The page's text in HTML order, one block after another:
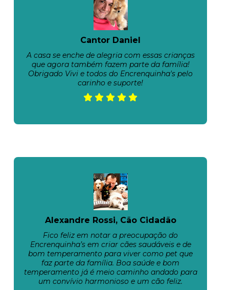
Cantor Daniel
A casa se enche de alegria com essas crianças
que agora também fazem parte da família!
Obrigado Vivi e todos do Encrenquinha's pelo
carinho e suporte!
Alexandre Rossi, Cão Cidadão
Fico feliz em notar a preocupação do
Encrenquinha’s em criar cães saudáveis e de
bom temperamento para viver como pet que
faz parte da família. Boa saúde e bom
temperamento já é meio caminho andado para
um convívio harmonioso e um cão feliz.